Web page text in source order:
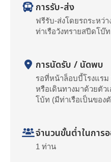
การรับ-ส่ง
ฟรีรับ-ส่งโดยรถระหว่
ท่าเรือวังทรายสปีดโบ๊ท
การนัดรับ / นัดพบ
รอที่หน้าล็อบบี้โรงแร
หรือเดินทางมาด้วยตัว
โบ้ท (มีท่าเรือเป็นของตั
จำนวนขั้นต่ำในการ
1 ท่าน